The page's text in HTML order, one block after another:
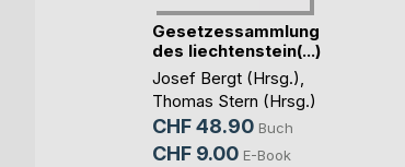
Gesetzessammlung
des liechtenstein(...)
Josef Bergt (Hrsg.),
Thomas Stern (Hrsg.)
CHF 48.90 Buch
CHF 9.00 E-Book